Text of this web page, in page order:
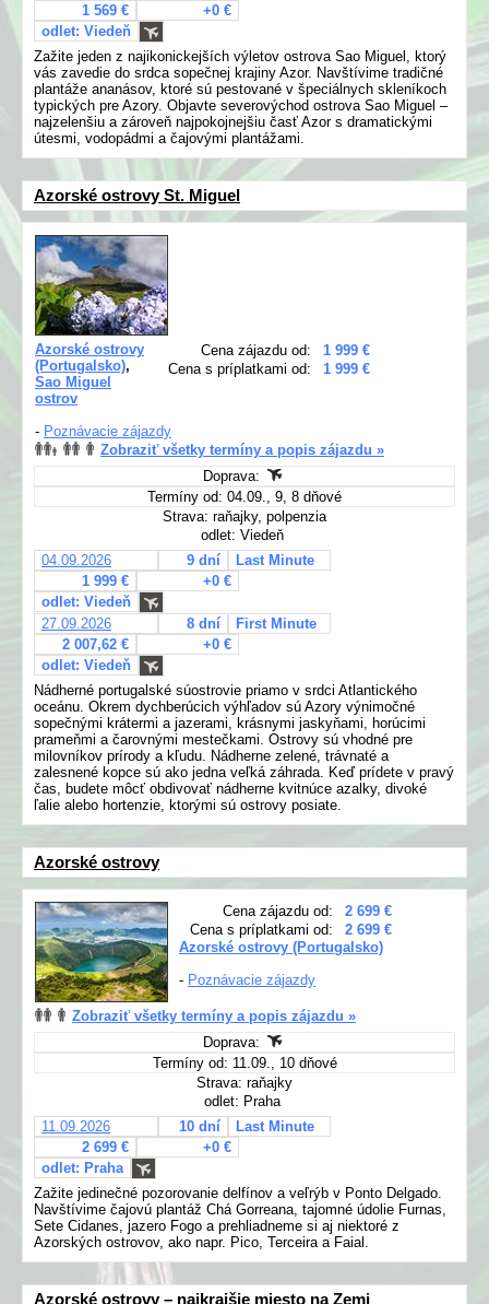
1 569 €
+0 €
odlet: Viedeň
Zažite jeden z najikonickejších výletov ostrova Sao Miguel, ktorý
vás zavedie do srdca sopečnej krajiny Azor. Navštívime tradičné
plantáže ananásov, ktoré sú pestované v špeciálnych skleníkoch
typických pre Azory. Objavte severovýchod ostrova Sao Miguel –
najzelenšiu a zároveň najpokojnejšiu časť Azor s dramatickými
útesmi, vodopádmi a čajovými plantážami.
Azorské ostrovy St. Miguel
Cena zájazdu od:
1 999 €
Cena s príplatkami od:
1 999 €
Azorské ostrovy
(Portugalsko),
Sao Miguel
ostrov
- Poznávacie zájazdy
Zobraziť všetky termíny a popis zájazdu »
Doprava:
Termíny od: 04.09., 9, 8 dňové
Strava: raňajky, polpenzia
odlet: Viedeň
04.09.2026
9 dní
Last Minute
1 999 €
+0 €
odlet: Viedeň
27.09.2026
8 dní
First Minute
2 007,62 €
+0 €
odlet: Viedeň
Nádherné portugalské súostrovie priamo v srdci Atlantického
oceánu. Okrem dychberúcich výhľadov sú Azory výnimočné
sopečnými krátermi a jazerami, krásnymi jaskyňami, horúcimi
prameňmi a čarovnými mestečkami. Ostrovy sú vhodné pre
milovníkov prírody a kľudu. Nádherne zelené, trávnaté a
zalesnené kopce sú ako jedna veľká záhrada. Keď prídete v pravý
čas, budete môcť obdivovať nádherne kvitnúce azalky, divoké
ľalie alebo hortenzie, ktorými sú ostrovy posiate.
Azorské ostrovy
Cena zájazdu od:
2 699 €
Cena s príplatkami od:
2 699 €
Azorské ostrovy (Portugalsko)
- Poznávacie zájazdy
Zobraziť všetky termíny a popis zájazdu »
Doprava:
Termíny od: 11.09., 10 dňové
Strava: raňajky
odlet: Praha
11.09.2026
10 dní
Last Minute
2 699 €
+0 €
odlet: Praha
Zažite jedinečné pozorovanie delfínov a veľrýb v Ponto Delgado.
Navštívime čajovú plantáž Chá Gorreana, tajomné údolie Furnas,
Sete Cidanes, jazero Fogo a prehliadneme si aj niektoré z
Azorských ostrovov, ako napr. Pico, Terceira a Faial.
Azorské ostrovy – najkrajšie miesto na Zemi